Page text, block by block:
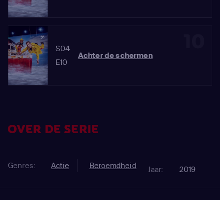
S04
E10
Achter de schermen
OVER DE SERIE
Genres: Actie Beroemdheid Jaar: 2019